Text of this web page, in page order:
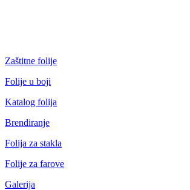
Zaštitne folije
Folije u boji
Katalog folija
Brendiranje
Folija za stakla
Folije za farove
Galerija